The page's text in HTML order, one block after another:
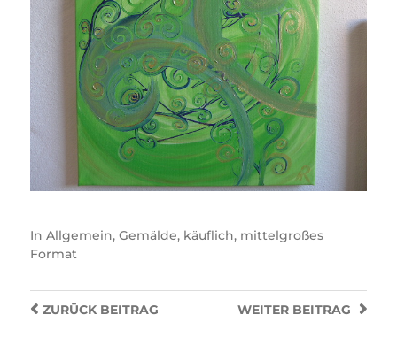
In Allgemein, Gemälde, käuflich, mittelgroßes
Format
WEITER BEITRAG
ZURÜCKBEITRAG